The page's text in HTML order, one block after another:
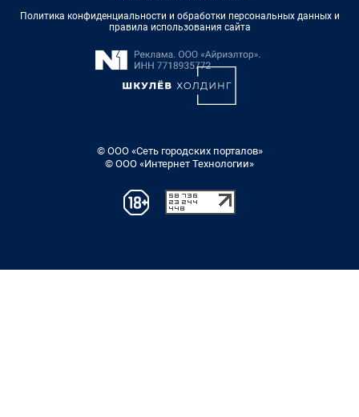
Политика конфиденциальности и обработки персональных данных и
правила использования сайта
© ООО «Сеть городских порталов»
© ООО «Интернет Технологии»